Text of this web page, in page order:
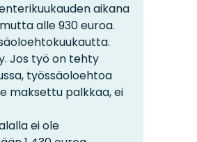
aikana
alle 930 euroa.
Jos työ on tehty
työssäoloehtoa
maksettu palkkaa, ei
ei ole